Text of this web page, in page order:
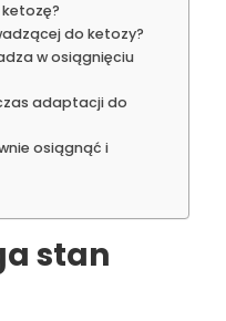
do ketozy?
w osiągnięciu
adaptacji do
osiągnąć i
stan